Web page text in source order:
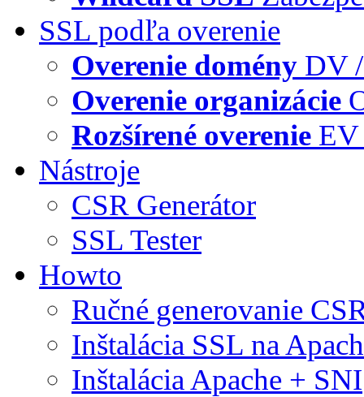
SSL podľa overenie
Overenie domény DV
Overenie organizácie
Rozšírené overenie EV
Nástroje
CSR Generátor
SSL Tester
Howto
Ručné generovanie
Inštalácia SSL na
Inštalácia Apache + SNI